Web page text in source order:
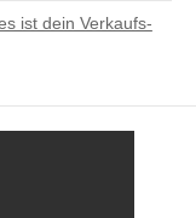
ist dein Verkaufs-